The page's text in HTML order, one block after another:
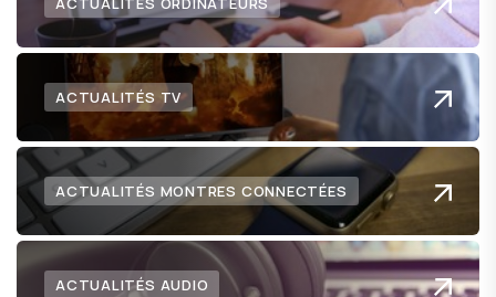
ACTUALITÉS TV
ACTUALITÉS MONTRES CONNECTÉES
ACTUALITÉS AUDIO